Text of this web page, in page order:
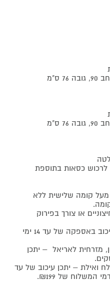
לרכוש כסאות בתוספת
קומה שלישית ללא
או צורך בפירוק
אספקה צפונית לחיפה – יתכן עיכוב באספקה של עד 14 ימי
מזרחית לאריאל – יתכן
ואילת – יתכן עיכוב של עד